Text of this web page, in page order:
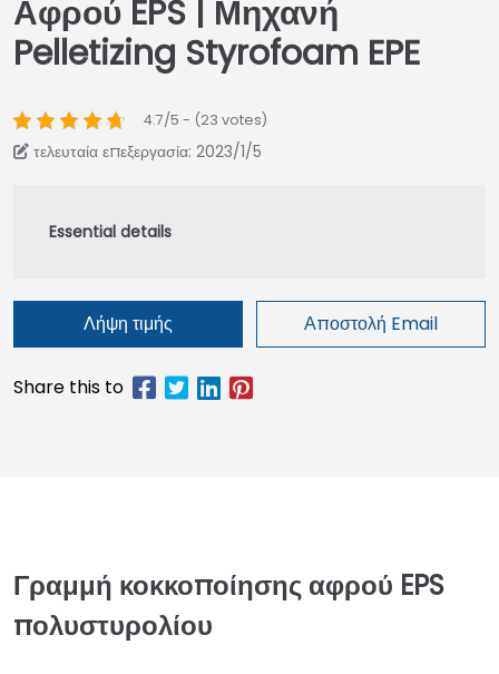
Αφρού EPS | Μηχανή
Pelletizing Styrofoam EPE
4.7/5 - (23 votes)
τελευταία επεξεργασία: 2023/1/5
Λήψη τιμής Αποστολή Email
Γραμμή κοκκοποίησης αφρού EPS
πολυστυρολίου